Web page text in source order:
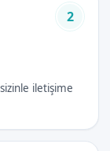
ve işlem
her
2
iletişime